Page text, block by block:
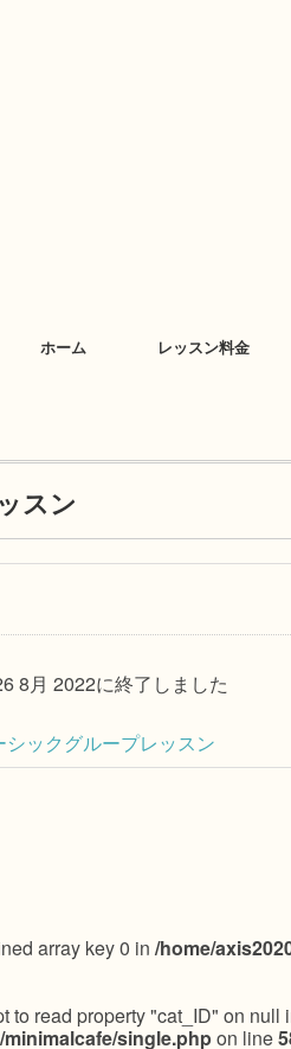
ホーム レッスン料金
スン
8月 2022に終了しました
シックグループレッスン
array key 0 in /home/
to read property "cat_ID" on null
single.phpon line